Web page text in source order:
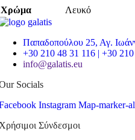
Χρώμα Λευκό
Παπαδοπούλου 25, Αγ.
+30 210 48 31 116 | +30
info@galatis.eu
Socials
Instagram Map-marker-
Σύνδεσμοι